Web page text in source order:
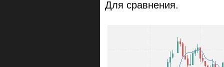
Для сравнения.